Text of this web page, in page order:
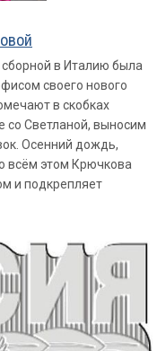
в Италию была
своего нового
в скобках
со Светланой, выносим
Осенний дождь,
всём этом Крючкова
и подкрепляет